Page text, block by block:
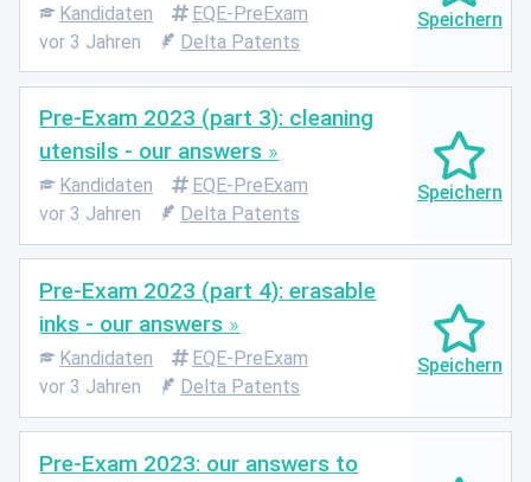
Kandidaten
EQE-PreExam
vor 3 Jahren
Delta Patents
Pre-Exam 2023 (part 3): cleaning
utensils - our answers
Kandidaten
EQE-PreExam
vor 3 Jahren
Delta Patents
Pre-Exam 2023 (part 4): erasable
inks - our answers
Kandidaten
EQE-PreExam
vor 3 Jahren
Delta Patents
Pre-Exam 2023: our answers to